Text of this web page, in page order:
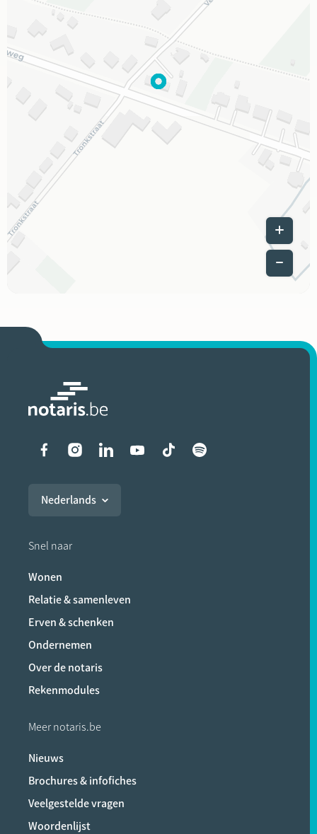
Leaflet
Liens vers les réseaux
Nederlands
Snel naar
Wonen
Relatie & samenleven
Erven & schenken
Ondernemen
Over de notaris
Rekenmodules
Meer notaris.be
Nieuws
Brochures & infofiches
Veelgestelde vragen
Woordenlijst